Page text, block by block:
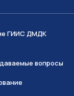
ГИИС ДМДК
вопросы